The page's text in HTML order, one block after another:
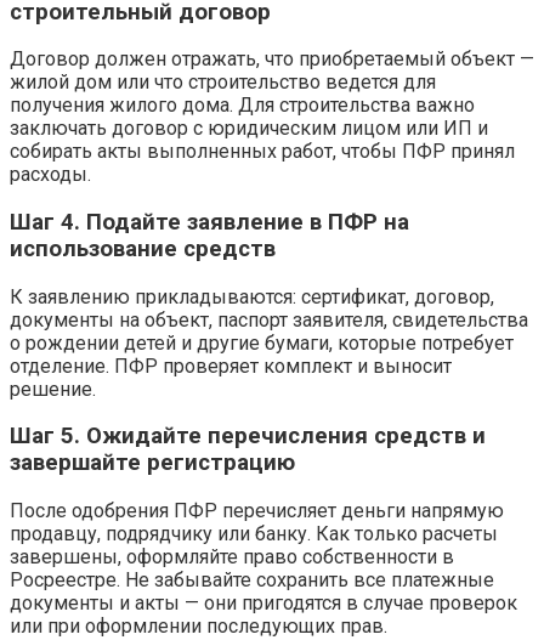
строительный договор
Договор должен отражать, что приобретаемый объект —
жилой дом или что строительство ведется для
получения жилого дома. Для строительства важно
заключать договор с юридическим лицом или ИП и
собирать акты выполненных работ, чтобы ПФР принял
расходы.
Шаг 4. Подайте заявление в ПФР на
использование средств
К заявлению прикладываются: сертификат, договор,
документы на объект, паспорт заявителя, свидетельства
о рождении детей и другие бумаги, которые потребует
отделение. ПФР проверяет комплект и выносит
решение.
Шаг 5. Ожидайте перечисления средств и
завершайте регистрацию
После одобрения ПФР перечисляет деньги напрямую
продавцу, подрядчику или банку. Как только расчеты
завершены, оформляйте право собственности в
Росреестре. Не забывайте сохранить все платежные
документы и акты — они пригодятся в случае проверок
или при оформлении последующих прав.